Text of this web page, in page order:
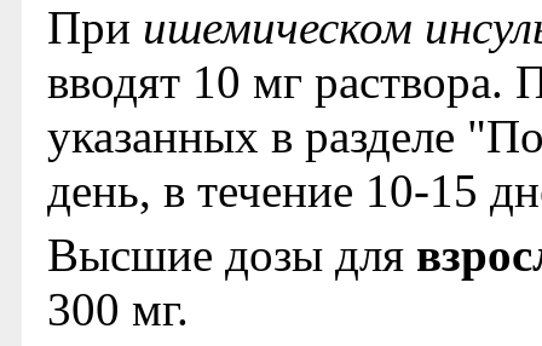
При ишемическом
вводят 10 мг раствора.
указанных в разделе
день, в течение 10-15
Высшие дозы для
300 мг.